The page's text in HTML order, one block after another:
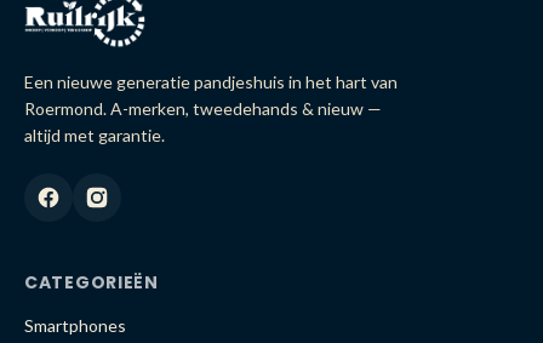
Een nieuwe generatie pandjeshuis in het hart van
Roermond. A-merken, tweedehands & nieuw —
altijd met garantie.
CATEGORIEËN
Smartphones